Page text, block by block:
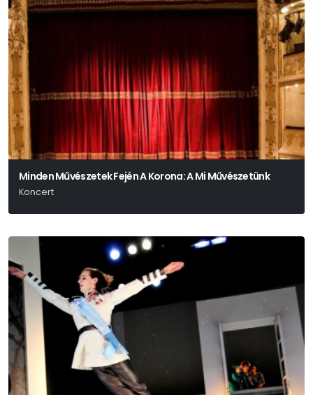
Minden Művészetek Fején A Korona: A Mi Művészetünk
Koncert